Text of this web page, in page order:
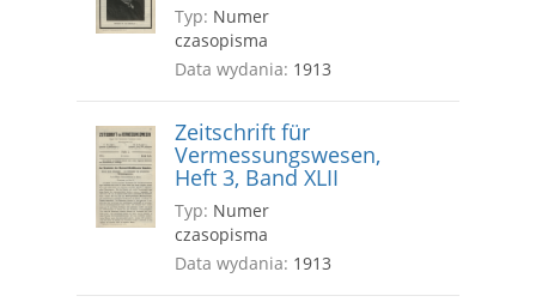
Typ: Numer
czasopisma
Data wydania: 1913
Zeitschrift für
Vermessungswesen,
Heft 3, Band XLII
Typ: Numer
czasopisma
Data wydania: 1913